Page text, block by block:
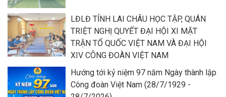
LĐLĐ TỈNH LAI CHÂU HỌC TẬP, QUÁN
TRIỆT NGHỊ QUYẾT ĐẠI HỘI XI MẶT
TRẬN TỔ QUỐC VIỆT NAM VÀ ĐẠI HỘI
XIV CÔNG ĐOÀN VIỆT NAM
Hướng tới kỷ niệm 97 năm Ngày thành lập
Công đoàn Việt Nam (28/7/1929 -